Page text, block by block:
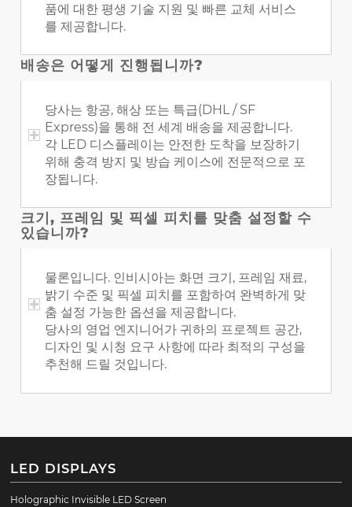
품에 대한 평생 기술 지원 및 빠른 교체 서비스
를 제공합니다.
배송은 어떻게 진행됩니까?
당사는 항공, 해상 또는 특급(DHL / SF
Express)을 통해 전 세계 배송을 제공합니다.
각 LED 디스플레이는 안전한 도착을 보장하기
위해 충격 방지 및 방습 케이스에 전문적으로 포
장됩니다.
크기, 프레임 및 픽셀 피치를 맞춤 설정할 수
있습니까?
물론입니다. 인비시아는 화면 크기, 프레임 재료,
밝기 수준 및 픽셀 피치를 포함하여 완벽하게 맞
춤 설정 가능한 옵션을 제공합니다.
당사의 영업 엔지니어가 귀하의 프로젝트 공간,
디자인 및 시청 요구 사항에 따라 최적의 구성을
추천해 드릴 것입니다.
LED DISPLAYS
Holographic Invisible LED Screen